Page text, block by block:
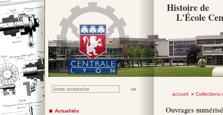
Histoire de
L'École
accueil» Collections
Ouvrages
Actualités